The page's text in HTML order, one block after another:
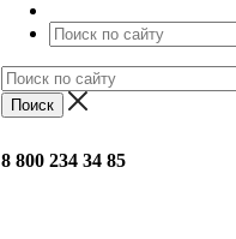
8 800 234 34 85